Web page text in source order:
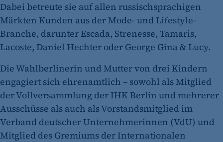
Dabei betreute sie auf allen russischsprachigen
Märkten Kunden aus der Mode- und Lifestyle-
Branche, darunter Escada, Strenesse, Tamaris,
Lacoste, Daniel Hechter oder George Gina & Lucy.
Die Wahlberlinerin und Mutter von drei Kindern
engagiert sich ehrenamtlich – sowohl als Mitglied
der Vollversammlung der IHK Berlin und mehrerer
Ausschüsse als auch als Vorstandsmitglied im
Verband deutscher Unternehmerinnen (VdU) und
Mitglied des Gremiums der Internationalen